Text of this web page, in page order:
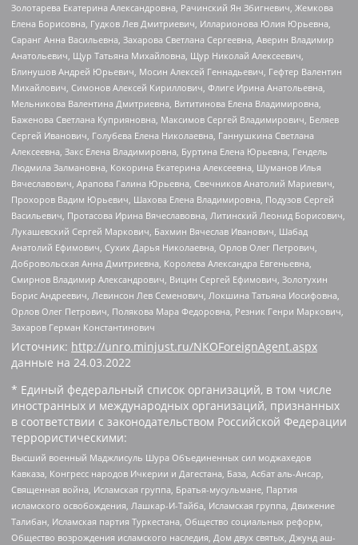
Золотарева Екатерина Александровна, Рачинский Ян Збигневич, Жемкова
Елена Борисовна, Гудков Лев Дмитриевич, Илларионова Юлия Юрьевна,
Саранг Анна Васильевна, Захарова Светлана Сергеевна, Аверин Владимир
Анатольевич, Щур Татьяна Михайловна, Щур Николай Алексеевич,
Блинушов Андрей Юрьевич, Мосин Алексей Геннадьевич, Гефтер Валентин
Михайлович, Симонов Алексей Кириллович, Флиге Ирина Анатольевна,
Мельникова Валентина Дмитриевна, Вититинова Елена Владимировна,
Баженова Светлана Куприяновна, Максимов Сергей Владимирович, Беляев
Сергей Иванович, Голубева Елена Николаевна, Ганнушкина Светлана
Алексеевна, Закс Елена Владимировна, Буртина Елена Юрьевна, Гендель
Людмила Залмановна, Кокорина Екатерина Алексеевна, Шуманов Илья
Вячеславович, Арапова Галина Юрьевна, Свечников Анатолий Мариевич,
Прохоров Вадим Юрьевич, Шахова Елена Владимировна, Подузов Сергей
Васильевич, Протасова Ирина Вячеславовна, Литинский Леонид Борисович,
Лукашевский Сергей Маркович, Бахмин Вячеслав Иванович, Шабад
Анатолий Ефимович, Сухих Дарья Николаевна, Орлов Олег Петрович,
Добровольская Анна Дмитриевна, Королева Александра Евгеньевна,
Смирнов Владимир Александрович, Вицин Сергей Ефимович, Золотухин
Борис Андреевич, Левинсон Лев Семенович, Локшина Татьяна Иосифовна,
Орлов Олег Петрович, Полякова Мара Федоровна, Резник Генри Маркович,
Захаров Герман Константинович
Источник: http://unro.minjust.ru/NKOForeignAgent.aspx
данные на 24.03.2022
* Единый федеральный список организаций, в том числе
иностранных и международных организаций, признанных
в соответствии с законодательством Российской Федерации
террористическими:
Высший военный Маджлисуль Шура Объединенных сил моджахедов
Кавказа, Конгресс народов Ичкерии и Дагестана, База, Асбат аль-Ансар,
Священная война, Исламская группа, Братья-мусульмане, Партия
исламского освобождения, Лашкар-И-Тайба, Исламская группа, Движение
Талибан, Исламская партия Туркестана, Общество социальных реформ,
Общество возрождения исламского наследия, Дом двух святых, Джунд аш-